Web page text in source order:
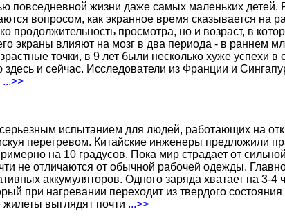
жизни даже самых маленьких детей.
вопросом, как экранное время сказывается на
продолжительность просмотра, но и возраст, в
экраны влияют на мозг в два периода - в раннем
точки, в 9 лет были несколько хуже успехи
и сейчас. Исследователи из Франции и
...>>
испытанием для людей, работающих на
перегревом. Китайские инженеры предложили
на 10 градусов. Пока мир страдает от
не отличаются от обычной рабочей одежды.
аккумуляторов. Одного заряда хватает на
при нагревании переходит из твердого
выглядят почти ...>>